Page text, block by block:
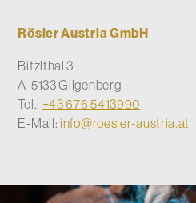
Rösler Austria GmbH
Bitzlthal 3
A-5133 Gilgenberg
Tel.: +43 676 5413990
E-Mail:info@roesler-austria.at